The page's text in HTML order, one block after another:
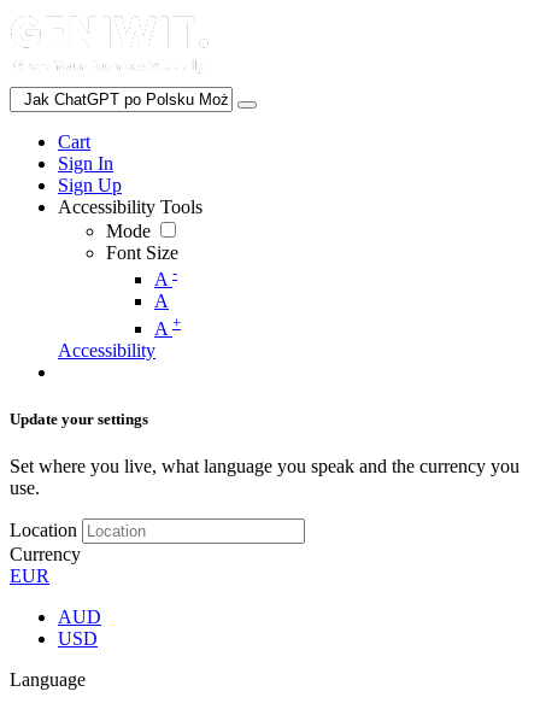
Cart
Sign In
Sign Up
Accessibility Tools
Mode
Font Size
A -
A
A +
Accessibility
Update your settings
Set where you live, what language you speak and the currency you
use.
Location
Currency
EUR
AUD
USD
Language